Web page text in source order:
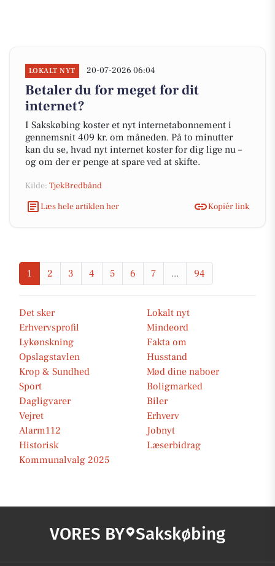
LOKALT NYT 20-07-2026 06:04
Betaler du for meget for dit
internet?
I Sakskøbing koster et nyt internetabonnement i
gennemsnit 409 kr. om måneden. På to minutter
kan du se, hvad nyt internet koster for dig lige nu –
og om der er penge at spare ved at skifte.
Kilde: TjekBredbånd
Læs hele artiklen her
Kopiér link
1 2 3 4 5 6 7 ... 94
Det sker
Lokalt nyt
Erhvervsprofil
Mindeord
Lykønskning
Fakta om
Opslagstavlen
Husstand
Krop & Sundhed
Mød dine naboer
Sport
Boligmarked
Dagligvarer
Biler
Vejret
Erhverv
Alarm112
Jobnyt
Historisk
Læserbidrag
Kommunalvalg 2025
VORES BY Sakskøbing